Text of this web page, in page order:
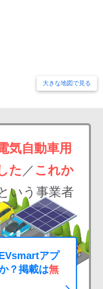
大きな地図で見る
気自動車用
た ／ これか
いう事業者
アプ
？掲載は無